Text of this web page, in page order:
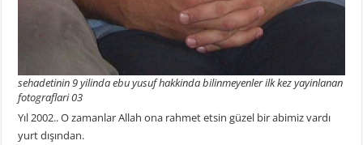
sehadetinin 9 yilinda ebu yusuf hakkinda bilinmeyenler ilk kez yayinlanan
fotograflari 03
Yıl 2002.. O zamanlar Allah ona rahmet etsin güzel bir abimiz vardı
yurt dışından.